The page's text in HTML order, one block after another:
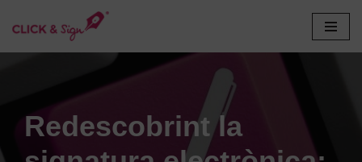
Redescobrint la